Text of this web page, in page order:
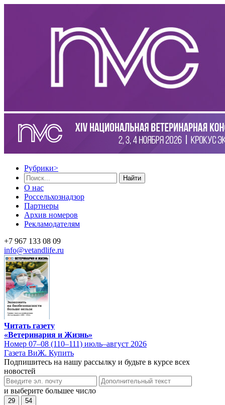
Рубрики>
Найти
О нас
Россельхознадзор
Партнеры
Архив номеров
Рекламодателям
+7 967 133 08 09
info@vetandlife.ru
Читать газету
«Ветеринария и Жизнь»
Номер 07–08 (110–111) июль–август 2026
Газета ВиЖ. Купить
Подпишитесь на нашу рассылку и будьте в курсе всех
новостей
и выберите большее число
29 54